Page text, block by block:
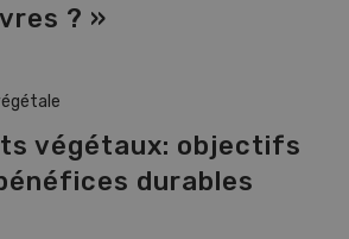
? »
végétaux: objectifs
durables